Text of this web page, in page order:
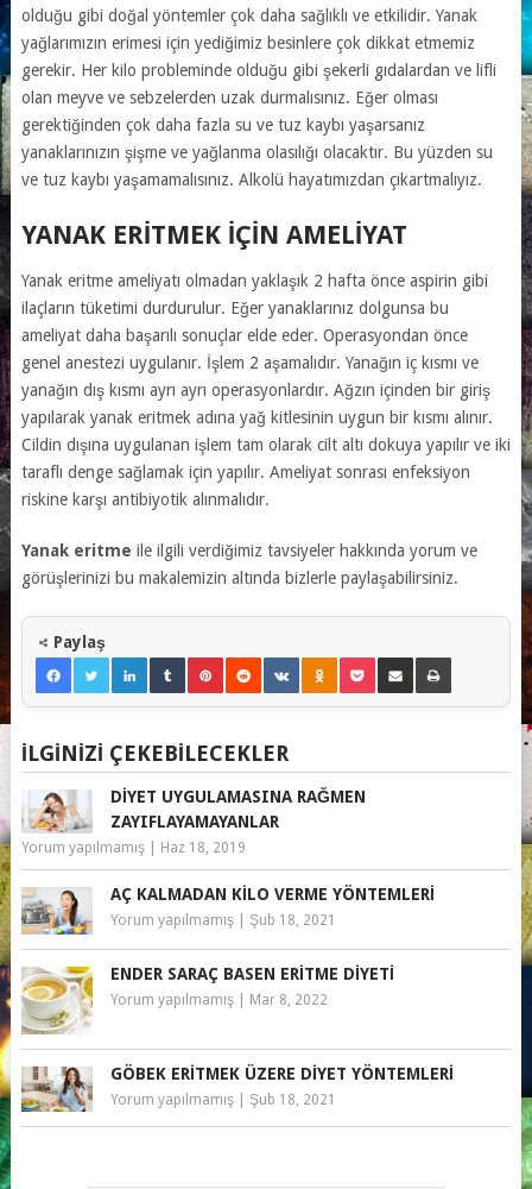
olduğu gibi doğal yöntemler çok daha sağlıklı ve etkilidir. Yanak
yağlarımızın erimesi için yediğimiz besinlere çok dikkat etmemiz
gerekir. Her kilo probleminde olduğu gibi şekerli gıdalardan ve lifli
olan meyve ve sebzelerden uzak durmalısınız. Eğer olması
gerektiğinden çok daha fazla su ve tuz kaybı yaşarsanız
yanaklarınızın şişme ve yağlanma olasılığı olacaktır. Bu yüzden su
ve tuz kaybı yaşamamalısınız. Alkolü hayatımızdan çıkartmalıyız.
YANAK ERITMEK IÇIN AMELIYAT
Yanak eritme ameliyatı olmadan yaklaşık 2 hafta önce aspirin gibi
ilaçların tüketimi durdurulur. Eğer yanaklarınız dolgunsa bu
ameliyat daha başarılı sonuçlar elde eder. Operasyondan önce
genel anestezi uygulanır. İşlem 2 aşamalıdır. Yanağın iç kısmı ve
yanağın dış kısmı ayrı ayrı operasyonlardır. Ağzın içinden bir giriş
yapılarak yanak eritmek adına yağ kitlesinin uygun bir kısmı alınır.
Cildin dışına uygulanan işlem tam olarak cilt altı dokuya yapılır ve iki
taraflı denge sağlamak için yapılır. Ameliyat sonrası enfeksiyon
riskine karşı antibiyotik alınmalıdır.
Yanak eritme ile ilgili verdiğimiz tavsiyeler hakkında yorum ve
görüşlerinizi bu makalemizin altında bizlerle paylaşabilirsiniz.
Paylaş
İLGINIZI ÇEKEBILECEKLER
DIYET UYGULAMASINA RAĞMEN
ZAYIFLAYAMAYANLAR
Yorum yapılmamış| Haz 18, 2019
AÇ KALMADAN KILO VERME YÖNTEMLERI
Yorum yapılmamış| Şub 18, 2021
ENDER SARAÇ BASEN ERITME DIYETI
Yorum yapılmamış| Mar 8, 2022
GÖBEK ERITMEK ÜZERE DIYET YÖNTEMLERI
Yorum yapılmamış| Şub 18, 2021